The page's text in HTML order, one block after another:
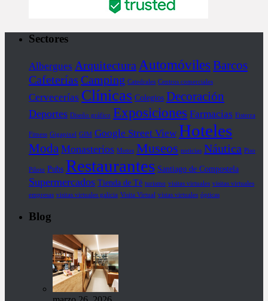
Sectores
Albergues Arquitectura Automóviles Barcos
Cafeterías Camping Catedrales Centros comerciales
Cervecerías Clínicas Colegios Decoración
Deportes Diseño gráfico Exposiciones Farmacias Fisterra
Fitness Gigapixel GIM Google Street View Hoteles
Moda Monasterios Motos Museos noticias Náutica Piso
Piloto Pubs Restaurantes Santiago de Compostela
Supermercados Tienda de Té turismo visitas virtuales visitas virtuales
empresas visitas virtuales galicia Visita Virtual vistas virtuales ópticas
Blog